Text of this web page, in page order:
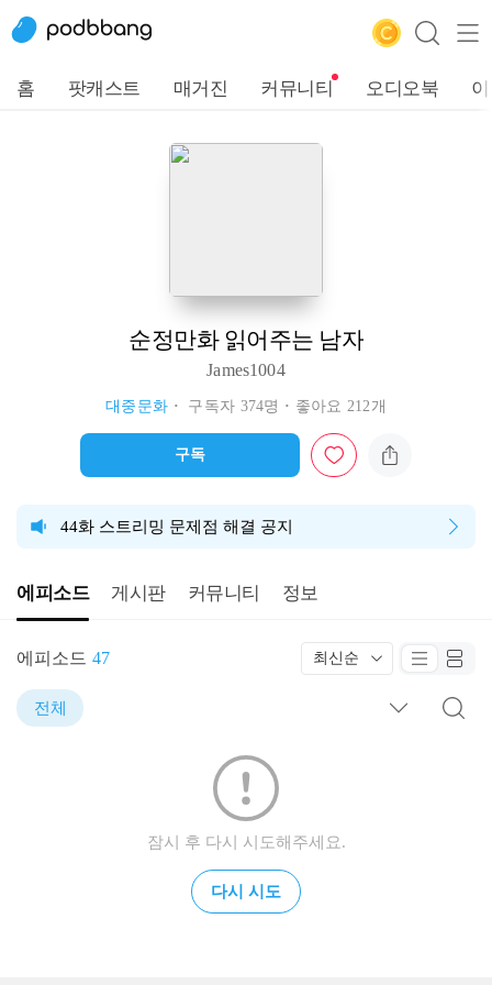
홈 팟캐스트 매거진 커뮤니티 오디오북
순정만화 읽어주는 남자
James1004
대중문화 구독자 374명 좋아요 212개
구독
44화 스트리밍 문제점 해결 공지
에피소드 게시판 커뮤니티 정보
에피소드 47 최신순
전체
잠시 후 다시 시도해주세요.
다시 시도